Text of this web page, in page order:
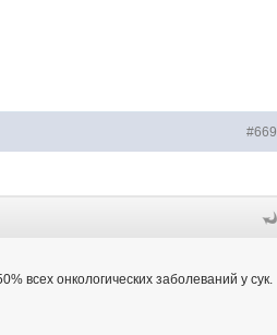
#669
всех онкологических заболеваний у сук.